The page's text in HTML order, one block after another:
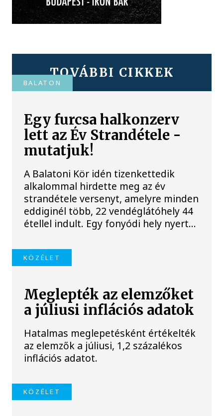
TOVÁBBI CIKKEK
BALATON
Egy furcsa halkonzerv
lett az Év Strandétele -
mutatjuk!
A Balatoni Kör idén tizenkettedik
alkalommal hirdette meg az év
strandétele versenyt, amelyre minden
eddiginél több, 22 vendéglátóhely 44
étellel indult. Egy fonyódi hely nyert...
KÖZÉLET
Meglepték az elemzőket
a júliusi inflációs adatok
Hatalmas meglepetésként értékelték
az elemzők a júliusi, 1,2 százalékos
inflációs adatot.
KÖZÉLET